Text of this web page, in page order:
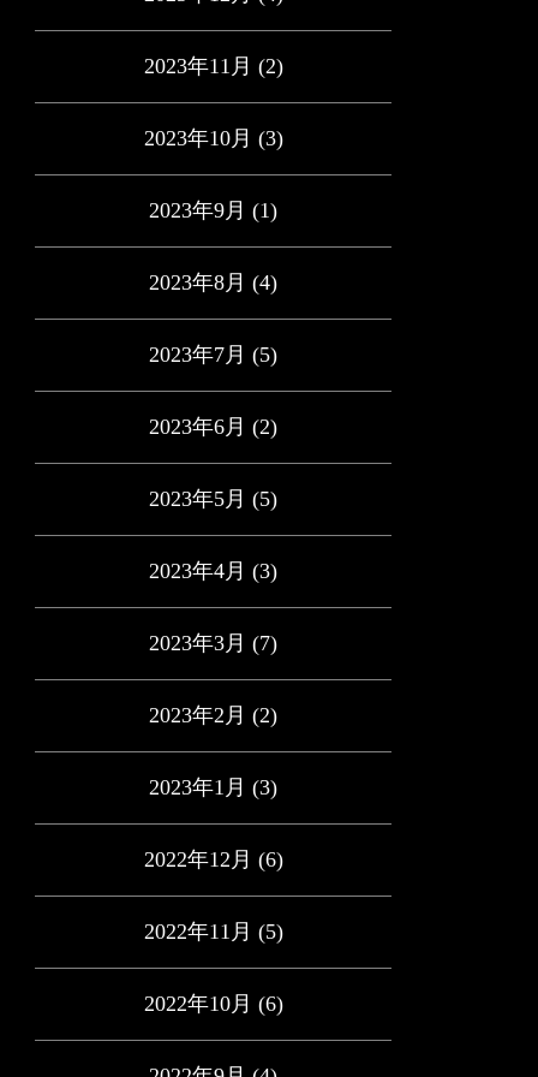
2023年11月 (2)
2023年10月 (3)
2023年9月 (1)
2023年8月 (4)
2023年7月 (5)
2023年6月 (2)
2023年5月 (5)
2023年4月 (3)
2023年3月 (7)
2023年2月 (2)
2023年1月 (3)
2022年12月 (6)
2022年11月 (5)
2022年10月 (6)